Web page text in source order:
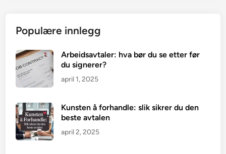
Populære innlegg
Arbeidsavtaler: hva bør du se etter før
du signerer?
april 1, 2025
Kunsten å forhandle: slik sikrer du den
beste avtalen
april 2, 2025